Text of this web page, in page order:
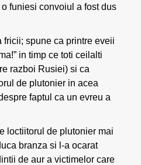
funiesi convoiul a fost dus
spune ca printre eveii
in timp ce toti ceilalti
razboi Rusiei) si ca
de plutonier in acea
faptul ca un evreu a
loctiitorul de plutonier mai
branza si l-a ocarat
de aur a victimelor care